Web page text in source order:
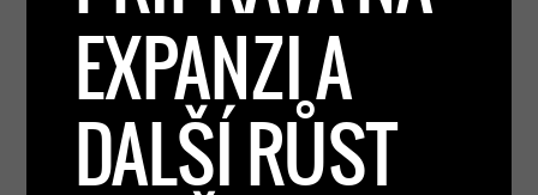
EXPANZI A
DALŠÍ RŮST